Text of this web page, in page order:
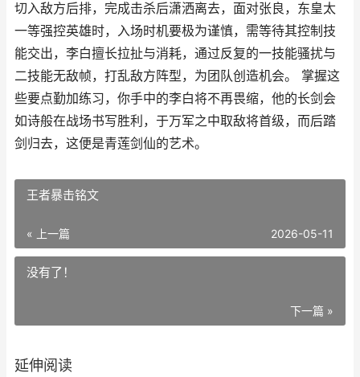
切入敌方后排，完成击杀后潇洒离去，面对张良，东皇太
一等强控英雄时，入场时机要极为谨慎，需等待其控制技
能交出，李白擅长拉扯与消耗，通过反复的一技能骚扰与
二技能无敌帧，打乱敌方阵型，为团队创造机会。 掌握这
些要点勤加练习，你手中的李白将不再畏缩，他的长剑会
如诗般在战场书写胜利，于万军之中取敌将首级，而后踏
剑归去，这便是青莲剑仙的艺术。
王者暴击铭文
« 上一篇 2026-05-11
没有了！
下一篇 »
延伸阅读